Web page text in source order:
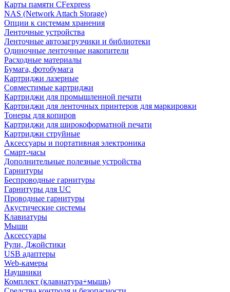
Карты памяти CFexpress
NAS (Network Attach Storage)
Опции к системам хранения
Ленточные устройства
Ленточные автозагрузчики и библиотеки
Одиночные ленточные накопители
Расходные материалы
Бумага, фотобумага
Картриджи лазерные
Совместимые картриджи
Картриджи для промышленной печати
Картриджи для ленточных принтеров для маркировки
Тонеры для копиров
Картриджи для широкоформатной печати
Картриджи струйные
Аксессуары и портативная электроника
Смарт-часы
Дополнительные полезные устройства
Гарнитуры
Беспроводные гарнитуры
Гарнитуры для UC
Проводные гарнитуры
Акустические системы
Клавиатуры
Мыши
Аксессуары
Рули, Джойстики
USB адаптеры
Web-камеры
Наушники
Комплект (клавиатура+мышь)